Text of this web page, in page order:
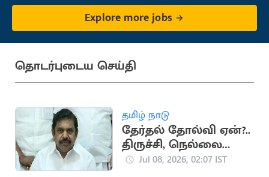
Explore more jobs
தொடர்புடைய செய்தி
தமிழ் நாடு
தேர்தல் தோல்வி ஏன்?..
திருச்சி, நெல்லை
நிர்வாகிகளிடம்
Jul 08, 2026, 02:07 IST